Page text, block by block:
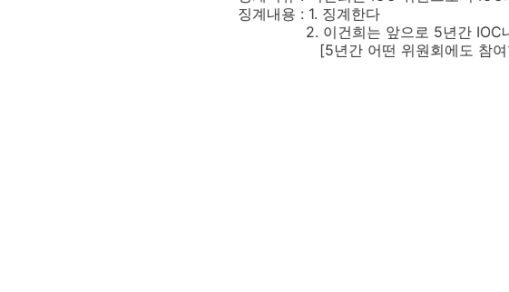
징계내용 : 1. 징계한다
2. 이건희는 앞으로 5년간 IOC내
[5년간 어떤 위원회에도 참여